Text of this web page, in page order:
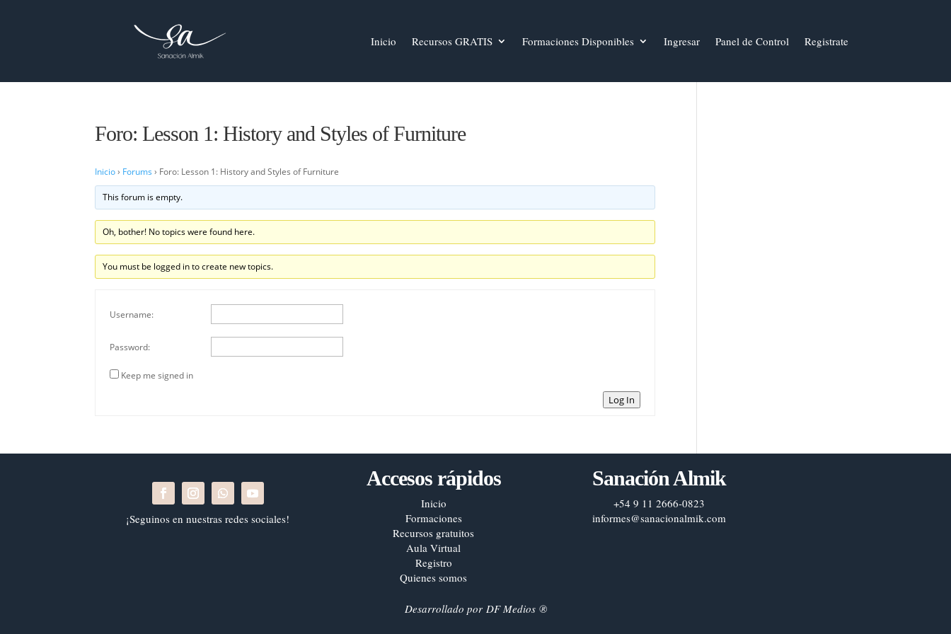
Inicio Recursos GRATIS Formaciones Disponibles Ingresar Panel de Control Registrate
Foro: Lesson 1: History and Styles of Furniture
Inicio › Forums › Foro: Lesson 1: History and Styles of Furniture
This forum is empty.
Oh, bother! No topics were found here.
You must be logged in to create new topics.
Username:
Password:
Keep me signed in
Log In
¡Seguinos en nuestras redes sociales!
Accesos rápidos
Inicio
Formaciones
Recursos gratuitos
Aula Virtual
Registro
Quienes somos
Sanación Almik
+54 9 11 2666-0823
informes@sanacionalmik.com
Desarrollado por DF Medios®